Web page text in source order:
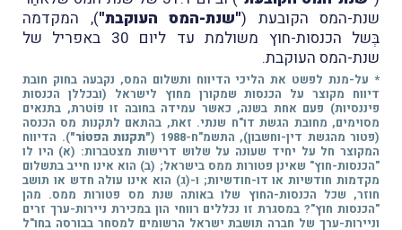
שנת-המס הקובעת ("שנת-המס העוקבת"), המקדמה
בְּשל הכנסות-חוץ משולמת עד ליום 30 באפריל של
שנת-המס העוקבת.
* על-מנת לפשט את הליכי הדיווח ותשלום המס, נקבעה בחוק חובת
דיווח מקוצר על הכנסות שמקורן מחוץ לישראל (ובכללן הכנסות
פיננסיות) פעם אחת בשנה, כאשר עמידה בחובה זו פוֹטרת, בתנאים
מסוימים, מחובת הגשת דו"ח שנתי. זאת, בהתאם לתקנות מס הכנסה
(פטור מהגשת דין-וחשבון), התשמ"ח-1988 (
"תקנות הפטוֹר"). הדיווח
המקוצר חל על יחיד שעונה על שלוש דרישות מצטברות: (א) היו לו
"הכנסות-חוץ" שאינן פטורות ממס בישראל; (ב) הוא אינו חייב בתשלום
מקדמות חודשיות או דו-חודשיות; ו-(ג) הוא אינו עולה חדש או תושב
חוזר, שכל הכנסות-החוץ שלו באותה שנת מס פטורות ממס. מהן
"הכנסות חוץ"? במסגרת זו נכללים רווחי הון במכירת ניירות-ערך זרים
וניירות-ערך של חברה תושבת ישראל הרשומים למסחר בבורסה בחו"ל